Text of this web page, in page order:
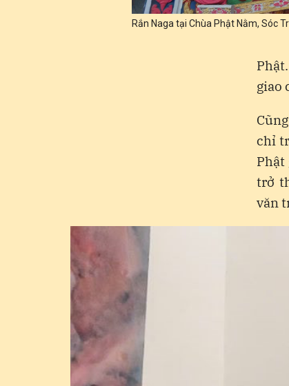
Rắn Naga tại Chùa Phật Nằm, Sóc
giao
chỉ
Phật
trở
văn